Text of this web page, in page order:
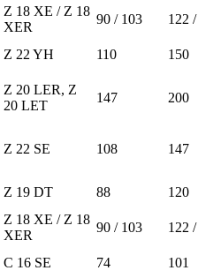
Z 18 XE / Z 18
XER
90 / 103 122
Z 22 YH 110
150
Z 20 LER, Z
20 LET
147 200
Z 22 SE 108 147
Z 19 DT 88
120
Z 18 XE / Z 18
XER
90 / 103
122
C 16 SE 74
101